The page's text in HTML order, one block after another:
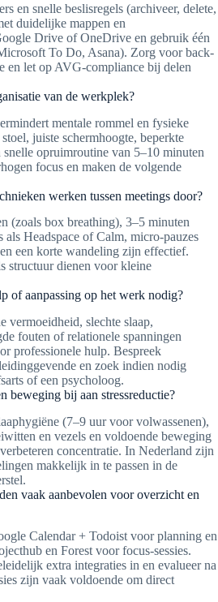
en snelle beslisregels (archiveer, delete,
duidelijke mappen en
Drive of OneDrive en gebruik één
To Do, Asana). Zorg voor back-
en let op AVG-compliance bij delen
van de werkplek?
mentale rommel en fysieke
juiste schermhoogte, beperkte
snelle opruimroutine van 5–10 minuten
focus en maken de volgende
werken tussen meetings door?
(zoals box breathing), 3–5 minuten
als Headspace of Calm, micro-pauzes
een korte wandeling zijn effectief.
structuur dienen voor kleine
of aanpassing op het werk nodig?
vermoeidheid, slechte slaap,
fouten of relationele spanningen
professionele hulp. Bespreek
en zoek indien nodig
of een psycholoog.
beweging bij aan stressreductie?
(7–9 uur voor volwassenen),
en vezels en voldoende beweging
concentratie. In Nederland zijn
makkelijk in te passen in de
vaak aanbevolen voor overzicht en
Calendar + Todoist voor planning en
en Forest voor focus-sessies.
extra integraties in en evalueer na
zijn vaak voldoende om direct